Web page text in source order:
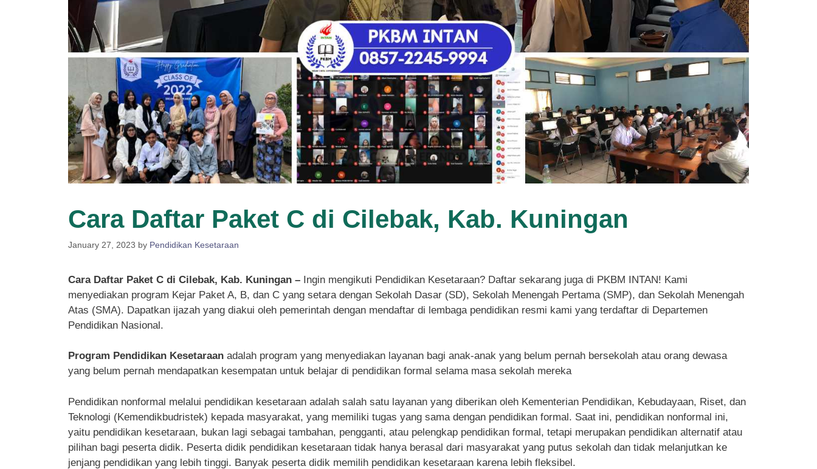
Cara Daftar Paket C di Cilebak, Kab. Kuningan
January 27, 2023 by Pendidikan Kesetaraan
Cara Daftar Paket C di Cilebak, Kab. Kuningan – Ingin mengikuti Pendidikan Kesetaraan? Daftar sekarang juga di PKBM INTAN! Kami
menyediakan program Kejar Paket A, B, dan C yang setara dengan Sekolah Dasar (SD), Sekolah Menengah Pertama (SMP), dan Sekolah Menengah
Atas (SMA). Dapatkan ijazah yang diakui oleh pemerintah dengan mendaftar di lembaga pendidikan resmi kami yang terdaftar di Departemen
Pendidikan Nasional.
Program Pendidikan Kesetaraan adalah program yang menyediakan layanan bagi anak-anak yang belum pernah bersekolah atau orang dewasa
yang belum pernah mendapatkan kesempatan untuk belajar di pendidikan formal selama masa sekolah mereka
Pendidikan nonformal melalui pendidikan kesetaraan adalah salah satu layanan yang diberikan oleh Kementerian Pendidikan, Kebudayaan, Riset, dan
Teknologi (Kemendikbudristek) kepada masyarakat, yang memiliki tugas yang sama dengan pendidikan formal. Saat ini, pendidikan nonformal ini,
yaitu pendidikan kesetaraan, bukan lagi sebagai tambahan, pengganti, atau pelengkap pendidikan formal, tetapi merupakan pendidikan alternatif atau
pilihan bagi peserta didik. Peserta didik pendidikan kesetaraan tidak hanya berasal dari masyarakat yang putus sekolah dan tidak melanjutkan ke
jenjang pendidikan yang lebih tinggi. Banyak peserta didik memilih pendidikan kesetaraan karena lebih fleksibel.